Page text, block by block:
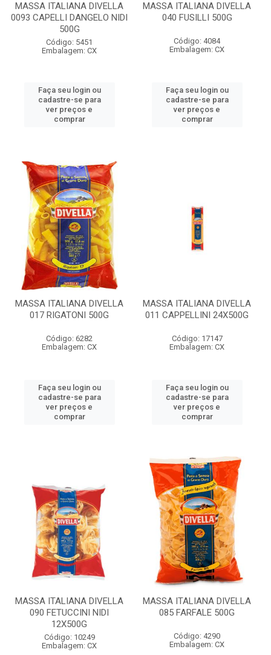
MASSA ITALIANA DIVELLA
0093 CAPELLI DANGELO NIDI
500G
Código: 5451
Embalagem: CX
Faça seu login ou
cadastre-se para
ver preços e
comprar
MASSA ITALIANA DIVELLA
040 FUSILLI 500G
Código: 4084
Embalagem: CX
Faça seu login ou
cadastre-se para
ver preços e
comprar
MASSA ITALIANA DIVELLA
017 RIGATONI 500G
Código: 6282
Embalagem: CX
Faça seu login ou
cadastre-se para
ver preços e
comprar
MASSA ITALIANA DIVELLA
011 CAPPELLINI 24X500G
Código: 17147
Embalagem: CX
Faça seu login ou
cadastre-se para
ver preços e
comprar
MASSA ITALIANA DIVELLA
090 FETUCCINI NIDI
12X500G
Código: 10249
Embalagem: CX
MASSA ITALIANA DIVELLA
085 FARFALE 500G
Código: 4290
Embalagem: CX